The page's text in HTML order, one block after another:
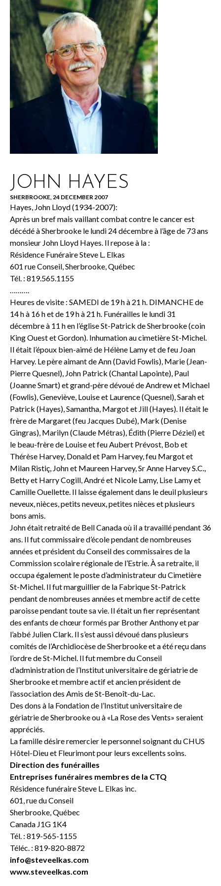
JOHN HAYES
SHERBROOKE, 24 DECEMBER 2007
Hayes, John Lloyd (1934-2007):
Après un bref mais vaillant combat contre le cancer est
décédé à Sherbrooke le lundi 24 décembre à l’âge de 73 ans
monsieur John Lloyd Hayes. Il repose à la :
Résidence Funéraire Steve L. Elkas
601 rue Conseil, Sherbrooke, Québec
Tél. : 819.565.1155
……….
Heures de visite : SAMEDI de 19 h à 21 h. DIMANCHE de
14 h à 16 h et de 19 h à 21 h. Funérailles le lundi 31
décembre à 11 h en l’église St-Patrick de Sherbrooke (coin
King Ouest et Gordon). Inhumation au cimetière St-Michel.
Il était l’époux bien-aimé de Hélène Lamy et de feu Joan
Harvey. Le père aimant de Ann (David Fowlis), Marie (Jean-
Pierre Quesnel), John Patrick (Chantal Lapointe), Paul
(Joanne Smart) et grand-père dévoué de Andrew et Michael
(Fowlis), Geneviève, Louise et Laurence (Quesnel), Sarah et
Patrick (Hayes), Samantha, Margot et Jill (Hayes). Il était le
frère de Margaret (feu Jacques Dubé), Mark (Denise
Gingras), Marilyn (Claude Métras), Édith (Pierre Déziel) et
le beau-frère de Louise et feu Aubert Prévost, Bob et
Thérèse Harvey, Donald et Pam Harvey, feu Margot et
Milan Ristiç, John et Maureen Harvey, Sr Anne Harvey S.C.,
Betty et Harry Cogill, André et Nicole Lamy, Lise Lamy et
Camille Ouellette. Il laisse également dans le deuil plusieurs
neveux, nièces, petits neveux, petites nièces et plusieurs
bons amis.
John était retraité de Bell Canada où il a travaillé pendant 36
ans. Il fut commissaire d’école pendant de nombreuses
années et président du Conseil des commissaires de la
Commission scolaire régionale de l’Estrie. À sa retraite, il
occupa également le poste d’administrateur du Cimetière
St-Michel. Il fut marguillier de la Fabrique St-Patrick
pendant de nombreuses années et membre actif de cette
paroisse pendant toute sa vie. Il était un fier représentant
des enfants de chœur formés par Brother Anthony et par
l’abbé Julien Clark. Il s’est aussi dévoué dans plusieurs
comités de l’Archidiocèse de Sherbrooke et a été reçu dans
l’ordre de St-Michel. Il fut membre du Conseil
d’administration de l’Institut universitaire de gériatrie de
Sherbrooke et membre actif et ancien président de
l’association des Amis de St-Benoît-du-Lac.
Des dons à la Fondation de l’Institut universitaire de
gériatrie de Sherbrooke ou à «La Rose des Vents» seraient
appréciés.
La famille désire remercier le personnel soignant du CHUS
Hôtel-Dieu et Fleurimont pour leurs excellents soins.
Direction des funérailles
Entreprises funéraires membres de la CTQ
Résidence funéraire Steve L. Elkas inc.
601, rue du Conseil
Sherbrooke, Québec
Canada J1G 1K4
Tél. : 819-565-1155
Téléc. : 819-820-8872
info@steveelkas.com
www.steveelkas.com